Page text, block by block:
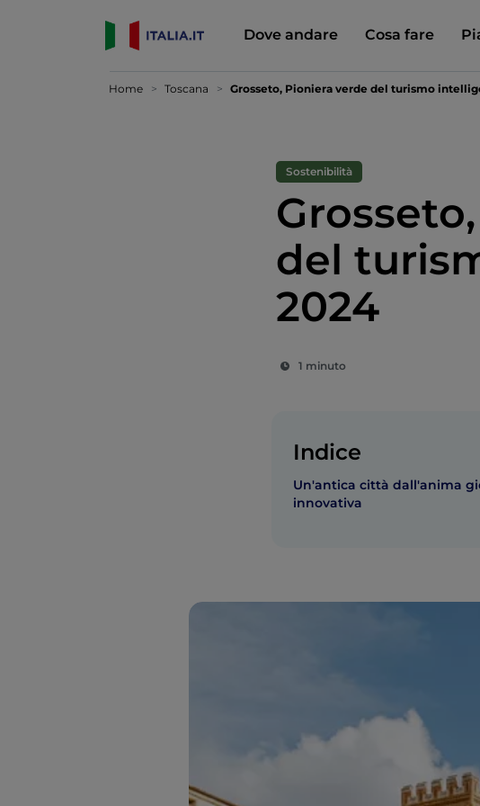
Dove andare Cosa fare
Home Toscana Grosseto, Pioniera verde del turismo
Sostenibilità
del
2024
1 minuto
Indice
Un'antica città dall'anima
innovativa